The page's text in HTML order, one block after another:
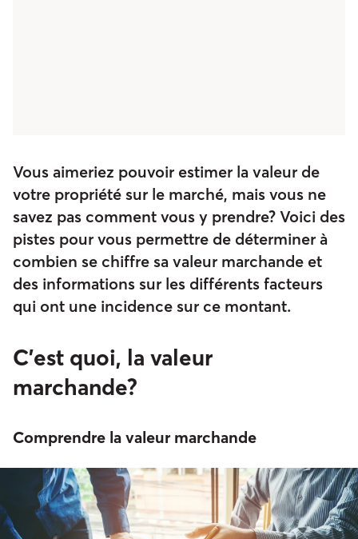
Vous aimeriez pouvoir estimer la valeur de
votre propriété sur le marché, mais vous ne
savez pas comment vous y prendre? Voici des
pistes pour vous permettre de déterminer à
combien se chiffre sa valeur marchande et
des informations sur les différents facteurs
qui ont une incidence sur ce montant.
C’est quoi, la valeur
marchande?
Comprendre la valeur marchande